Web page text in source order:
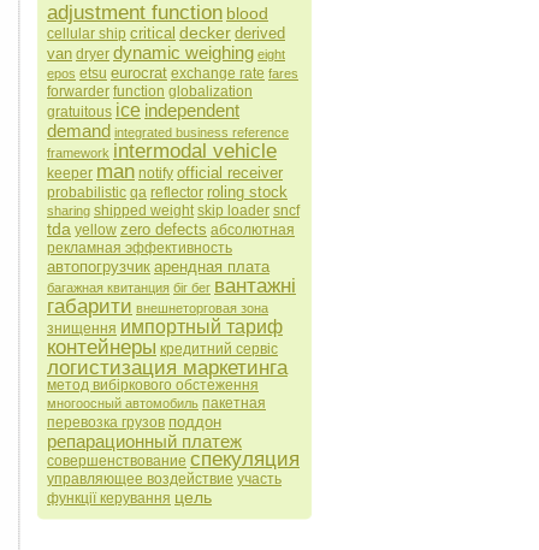
adjustment function blood
cellular ship critical decker derived
van dryer dynamic weighing eight
epos etsu eurocrat exchange rate fares
forwarder function globalization
gratuitous ice independent
demand integrated business reference
framework intermodal vehicle
keeper man notify official receiver
probabilistic qa reflector roling stock
sharing shipped weight skip loader sncf
tda yellow zero defects абсолютная
рекламная эффективность
автопогрузчик арендная плата
багажная квитанция біг бег вантажні
габарити внешнеторговая зона
знищення импортный тариф
контейнеры кредитний сервіс
логистизация маркетинга
метод вибіркового обстеження
многоосный автомобиль пакетная
перевозка грузов поддон
репарационный платеж
совершенствование спекуляция
управляющее воздействие участь
функції керування цель